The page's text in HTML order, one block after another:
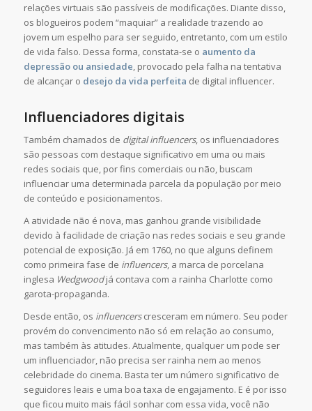
relações virtuais são passíveis de modificações. Diante disso,
os blogueiros podem “maquiar” a realidade trazendo ao
jovem um espelho para ser seguido, entretanto, com um estilo
de vida falso. Dessa forma, constata-se o aumento da
depressão ou ansiedade , provocado pela falha na tentativa
de alcançar o desejo da vida perfeita de digital influencer.
Influenciadores digitais
Também chamados de digital influencers, os influenciadores
são pessoas com destaque significativo em uma ou mais
redes sociais que, por fins comerciais ou não, buscam
influenciar uma determinada parcela da população por meio
de conteúdo e posicionamentos.
A atividade não é nova, mas ganhou grande visibilidade
devido à facilidade de criação nas redes sociais e seu grande
potencial de exposição. Já em 1760, no que alguns definem
como primeira fase de influencers, a marca de porcelana
inglesa Wedgwoodjá contava com a rainha Charlotte como
garota-propaganda.
Desde então, os influencerscresceram em número. Seu poder
provém do convencimento não só em relação ao consumo,
mas também às atitudes. Atualmente, qualquer um pode ser
um influenciador, não precisa ser rainha nem ao menos
celebridade do cinema. Basta ter um número significativo de
seguidores leais e uma boa taxa de engajamento. E é por isso
que ficou muito mais fácil sonhar com essa vida, você não